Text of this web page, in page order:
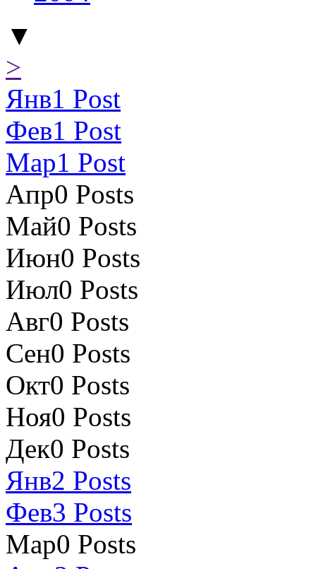
▼
>
Янв1 Post
Фев1 Post
Мар1 Post
Апр0 Posts
Май0 Posts
Июн0 Posts
Июл0 Posts
Авг0 Posts
Сен0 Posts
Окт0 Posts
Ноя0 Posts
Дек0 Posts
Янв2 Posts
Фев3 Posts
Мар0 Posts